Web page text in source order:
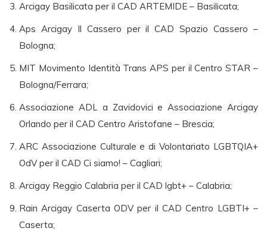
Arcigay Basilicata per il CAD ARTEMIDE – Basilicata;
Aps Arcigay Il Cassero per il CAD Spazio Cassero –
Bologna;
MIT Movimento Identità Trans APS per il Centro STAR –
Bologna/Ferrara;
Associazione ADL a Zavidovici e Associazione Arcigay
Orlando per il CAD Centro Aristofane – Brescia;
ARC Associazione Culturale e di Volontariato LGBTQIA+
OdV per il CAD Ci siamo! – Cagliari;
Arcigay Reggio Calabria per il CAD lgbt+ – Calabria;
Rain Arcigay Caserta ODV per il CAD Centro LGBTI+ –
Caserta;